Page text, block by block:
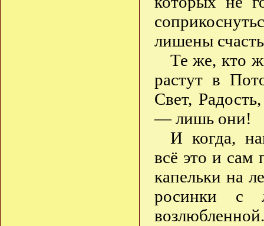
лишены
Те же, кто
растут в
Свет,
— лишь они!
И когда,
всё это и сам
капельки на
росинки с